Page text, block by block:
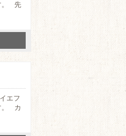
。 先
エフ
。 カ